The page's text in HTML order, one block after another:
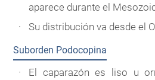
aparece durante el
Su distribución va desde el
Suborden Podocopina
El caparazón es liso u